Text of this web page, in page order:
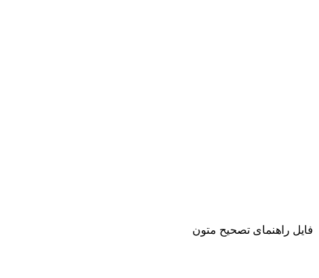
فایل راهنمای تصحیح متون